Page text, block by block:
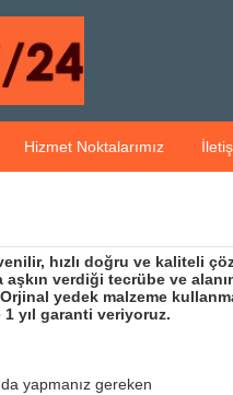
Hizmet Noktalarımız
hızlı doğru ve kaliteli
aşkın verdiği tecrübe ve
yedek malzeme
1 yıl garanti veriyoruz.
yapmanız gereken